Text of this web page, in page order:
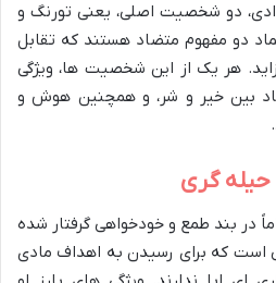
دو شخصیت اصلی، یعنی تورنگ و
دو مفهوم متضاد هستند که تقابل
هر یک از این شخصیت ها، ویژگی
بین خیر و شر، و همچنین هوش و
گری
در بند طمع و خودخواهی گرفتار شده
است که برای رسیدن به اهداف مادی